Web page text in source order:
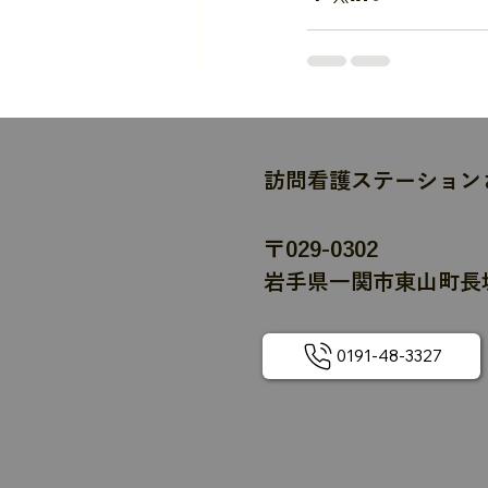
訪問看護ステーション
〒029-0302
岩手県一関市東山町長
0191-48-3327